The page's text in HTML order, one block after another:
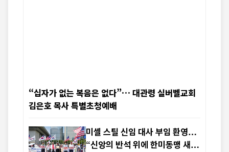
“십자가 없는 복음은 없다”… 대관령 실버벨교회
김은호 목사 특별초청예배
미셸 스틸 신임 대사 부임 환영…
“신앙의 반석 위에 한미동맹 새